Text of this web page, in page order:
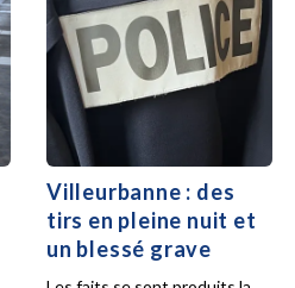
Villeurbanne : des
tirs en pleine nuit et
un blessé grave